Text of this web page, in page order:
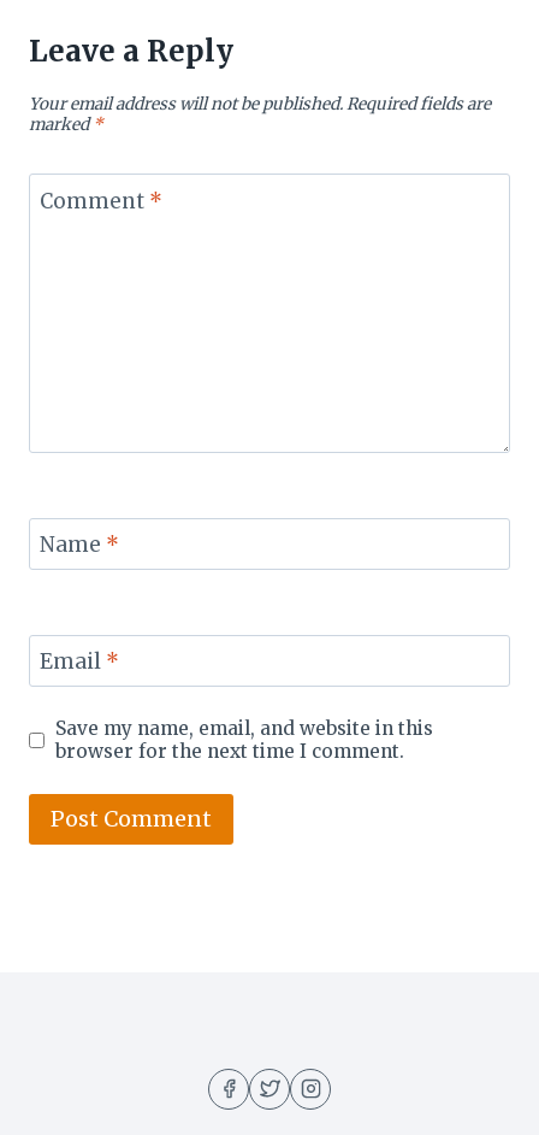
Leave a Reply
Your email address will not be published.Required fields are
marked*
Comment *
Name *
Email *
Save my name, email, and website in this
browser for the next time I comment.